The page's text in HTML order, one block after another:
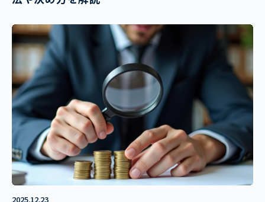
2025.12.23